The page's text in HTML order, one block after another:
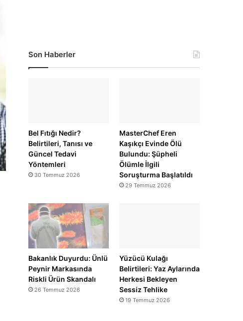
Son Haberler
Bel Fıtığı Nedir?
Belirtileri, Tanısı ve
Güncel Tedavi
Yöntemleri
30 Temmuz 2026
MasterChef Eren
Kaşıkçı Evinde Ölü
Bulundu: Şüpheli
Ölümle İlgili
Soruşturma Başlatıldı
29 Temmuz 2026
Bakanlık Duyurdu: Ünlü
Peynir Markasında
Riskli Ürün Skandalı
26 Temmuz 2026
Yüzücü Kulağı
Belirtileri: Yaz Aylarında
Herkesi Bekleyen
Sessiz Tehlike
19 Temmuz 2026